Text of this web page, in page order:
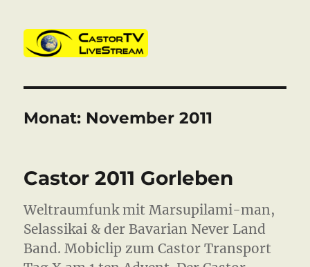
Monat: November 2011
Castor 2011 Gorleben
Weltraumfunk mit Marsupilami-man,
Selassikai & der Bavarian Never Land
Band. Mobiclip zum Castor Transport